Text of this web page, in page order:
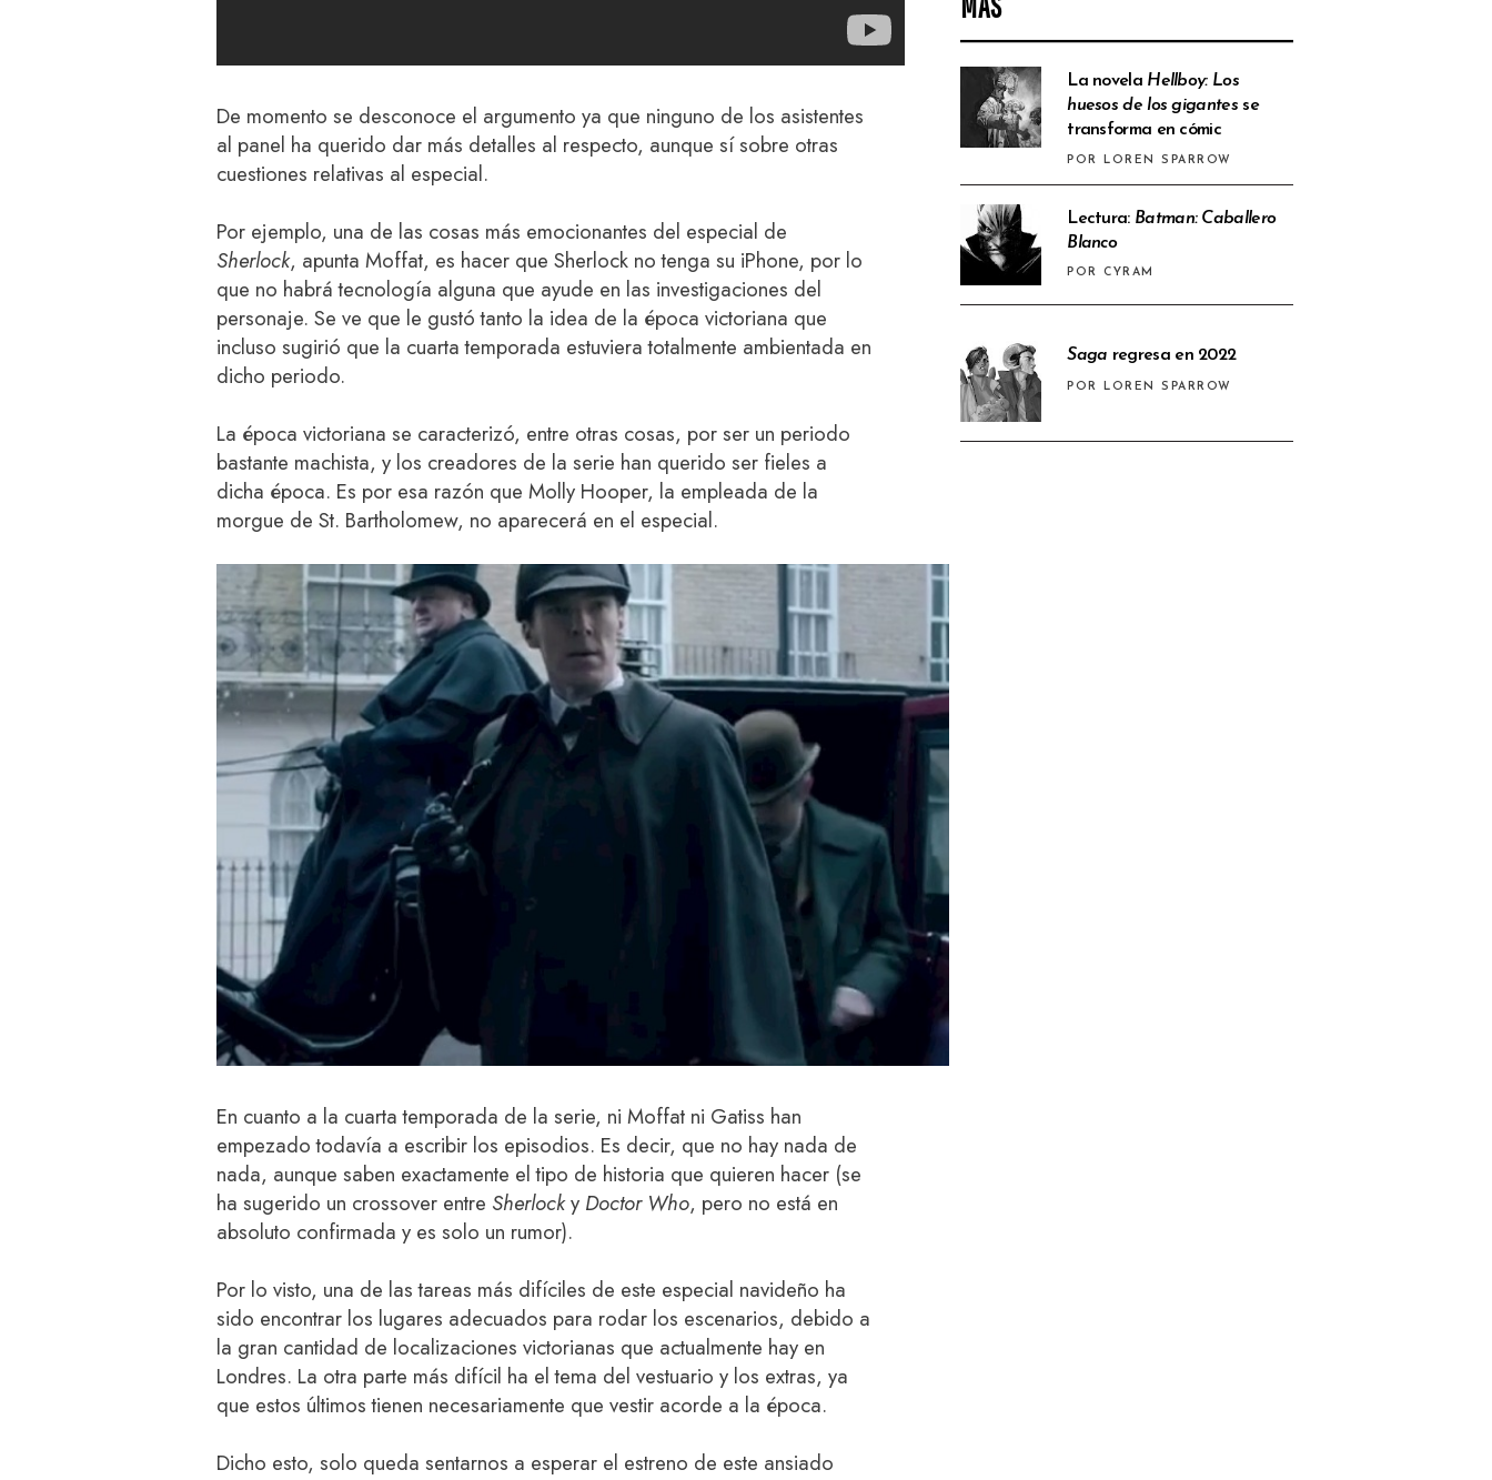
La novela Hellboy: Los
huesos de los gigantesse
transforma en cómic
POR LOREN SPARROW
Lectura: Batman: Caballero
Blanco
POR CYRAM
Saga regresa en 2022
POR LOREN SPARROW
De momento se desconoce el argumento ya que ninguno de los asistentes
al panel ha querido dar más detalles al respecto, aunque sí sobre otras
cuestiones relativas al especial.
Por ejemplo, una de las cosas más emocionantes del especial de
Sherlock, apunta Moffat, es hacer que Sherlock no tenga su iPhone, por lo
que no habrá tecnología alguna que ayude en las investigaciones del
personaje. Se ve que le gustó tanto la idea de la época victoriana que
incluso sugirió que la cuarta temporada estuviera totalmente ambientada en
dicho periodo.
La época victoriana se caracterizó, entre otras cosas, por ser un periodo
bastante machista, y los creadores de la serie han querido ser fieles a
dicha época. Es por esa razón que Molly Hooper, la empleada de la
morgue de St. Bartholomew, no aparecerá en el especial.
En cuanto a la cuarta temporada de la serie, ni Moffat ni Gatiss han
empezado todavía a escribir los episodios. Es decir, que no hay nada de
nada, aunque saben exactamente el tipo de historia que quieren hacer (se
ha sugerido un crossover entre Sherlocky Doctor Who, pero no está en
absoluto confirmada y es solo un rumor).
Por lo visto, una de las tareas más difíciles de este especial navideño ha
sido encontrar los lugares adecuados para rodar los escenarios, debido a
la gran cantidad de localizaciones victorianas que actualmente hay en
Londres. La otra parte más difícil ha el tema del vestuario y los extras, ya
que estos últimos tienen necesariamente que vestir acorde a la época.
Dicho esto, solo queda sentarnos a esperar el estreno de este ansiado